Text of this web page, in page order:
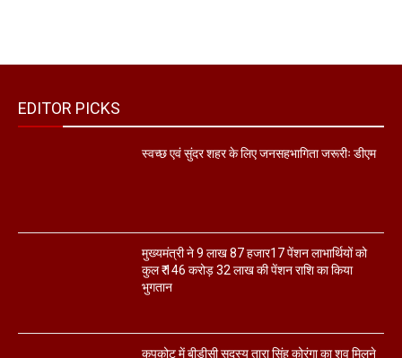
EDITOR PICKS
स्वच्छ एवं सुंदर शहर के लिए जनसहभागिता जरूरीः डीएम
मुख्यमंत्री ने 9 लाख 87 हजार17 पेंशन लाभार्थियों को
कुल ₹ 146 करोड़ 32 लाख की पेंशन राशि का किया
भुगतान
कपकोट में बीडीसी सदस्य तारा सिंह कोरंगा का शव मिलने